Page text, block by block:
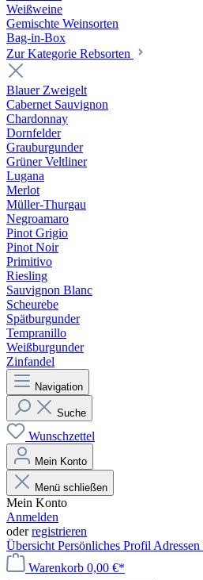
Weißweine
Gemischte Weinsorten
Bag-in-Box
Zur Kategorie Rebsorten
Blauer Zweigelt
Cabernet Sauvignon
Chardonnay
Dornfelder
Grauburgunder
Grüner Veltliner
Lugana
Merlot
Müller-Thurgau
Negroamaro
Pinot Grigio
Pinot Noir
Primitivo
Riesling
Sauvignon Blanc
Scheurebe
Spätburgunder
Tempranillo
Weißburgunder
Zinfandel
Navigation
Suche
Wunschzettel
Mein Konto
Menü schließen
Mein Konto
Anmelden
oderregistrieren
Übersicht Persönliches Profil Adressen
Warenkorb 0,00 €*